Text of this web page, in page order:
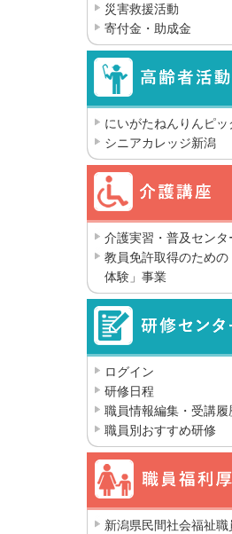
災害救援活動
寄付金・助成金
にいがたねんりんピッ
シニアカレッジ新潟
介護実習・普及センタ
教員免許取得のための
体験」事業
ログイン
研修日程
職員情報編集・受講履
職員別おすすめ研修
新潟県民間社会福祉職